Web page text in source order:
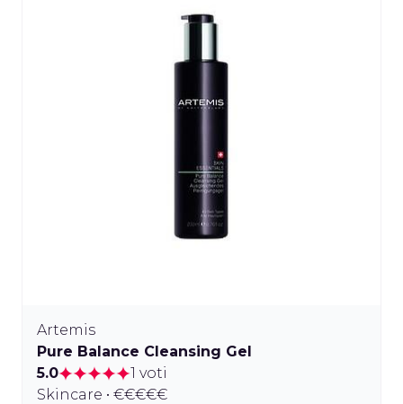
Artemis
Pure Balance Cleansing Gel
5.0
1 voti
Skincare • €€€€€